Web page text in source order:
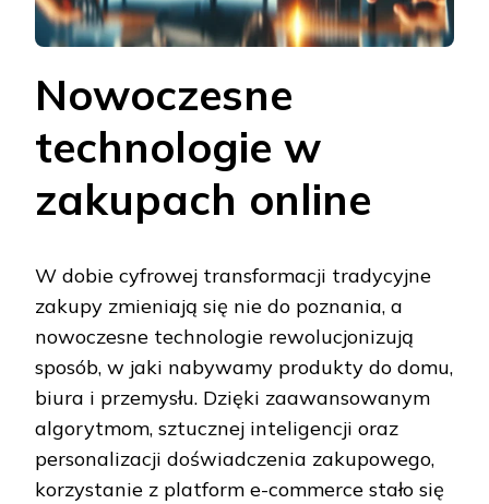
Nowoczesne
technologie w
zakupach online
W dobie cyfrowej transformacji tradycyjne
zakupy zmieniają się nie do poznania, a
nowoczesne technologie rewolucjonizują
sposób, w jaki nabywamy produkty do domu,
biura i przemysłu. Dzięki zaawansowanym
algorytmom, sztucznej inteligencji oraz
personalizacji doświadczenia zakupowego,
korzystanie z platform e-commerce stało się